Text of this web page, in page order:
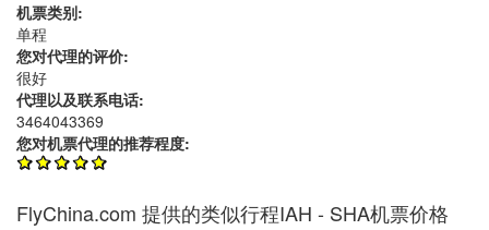
机票类别:
单程
您对代理的评价:
很好
代理以及联系电话:
3464043369
您对机票代理的推荐程度:
FlyChina.com 提供的类似行程IAH - SHA机票价格